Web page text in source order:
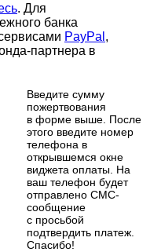
. Для
банка
PayPal ,
партнера в
Введите сумму
пожертвования
в форме выше. После
этого введите номер
телефона в
открывшемся окне
виджета оплаты. На
ваш телефон будет
отправлено СМС-
сообщение
с просьбой
подтвердить платеж.
Cпасибо!